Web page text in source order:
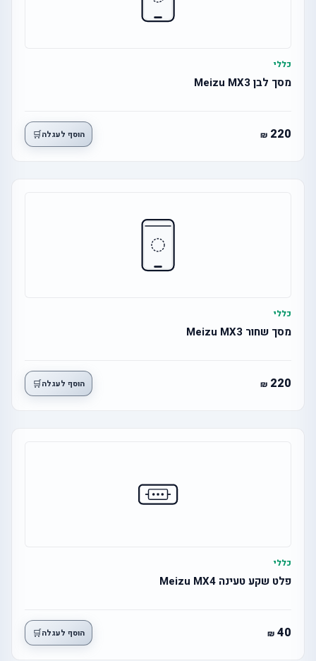
כללי
מסך לבן Meizu MX3
220 הוסף לעגלה🛒
כללי
מסך שחור Meizu MX3
220 הוסף לעגלה🛒
כללי
פלט שקע טעינה Meizu MX4
40 הוסף לעגלה🛒